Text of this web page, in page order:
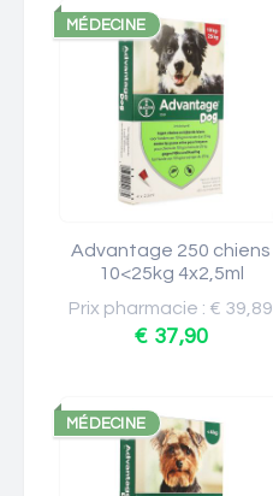
MÉDECINE
Advantage 250 chiens
10<25kg 4x2,5ml
Prix pharmacie : € 39,89
€ 37,90
MÉDECINE